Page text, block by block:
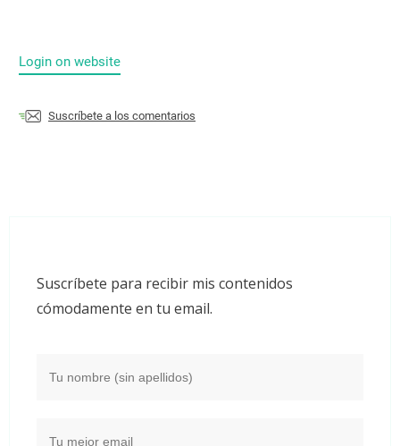
Login on website
Suscríbete a los comentarios
Suscríbete para recibir mis contenidos
cómodamente en tu email.